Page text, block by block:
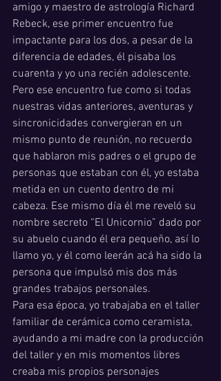
amigo y maestro de astrología Richard
Rebeck, ese primer encuentro fue
impactante para los dos, a pesar de la
diferencia de edades, él pisaba los
cuarenta y yo una recién adolescente.
Pero ese encuentro fue como si todas
nuestras vidas anteriores, aventuras y
sincronicidades convergieran en un
mismo punto de reunión, no recuerdo
que hablaron mis padres o el grupo de
personas que estaban con él, yo estaba
metida en un cuento dentro de mi
cabeza. Ese mismo día él me reveló su
nombre secreto “El Unicornio” dado por
su abuelo cuando él era pequeño, así lo
llamo yo, y él como leerán acá ha sido la
persona que impulsó mis dos más
grandes trabajos personales.
Para esa época, yo trabajaba en el taller
familiar de cerámica como ceramista,
ayudando a mi madre con la producción
del taller y en mis momentos libres
creaba mis propios personajes